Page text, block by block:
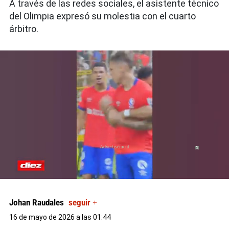
A través de las redes sociales, el asistente técnico
del Olimpia expresó su molestia con el cuarto
árbitro.
seconds
X
X
Johan Raudales seguir +
16 de mayo de 2026 a las 01:44